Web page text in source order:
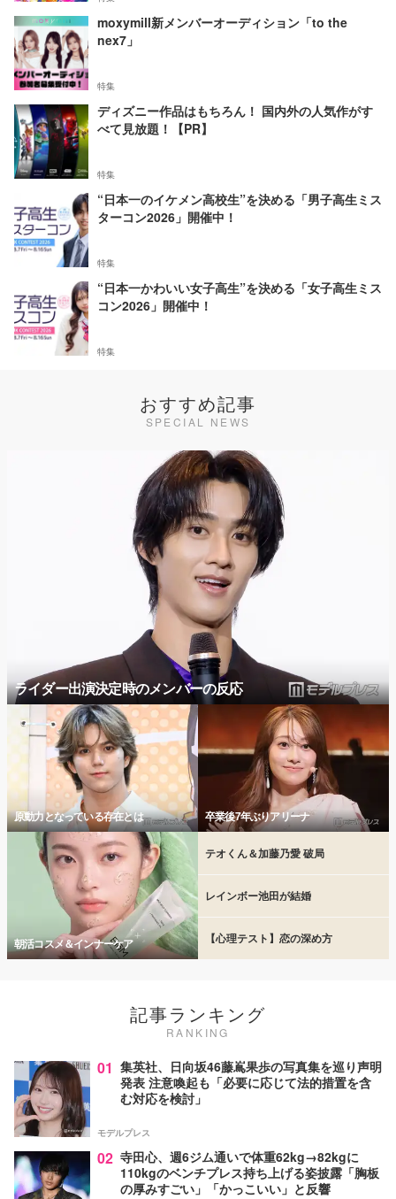
moxymill新メンバーオーディション「to the
nex7」
特集
ディズニー作品はもちろん！ 国内外の人気作がす
べて見放題！【PR】
特集
“日本一のイケメン高校生”を決める「男子高生ミス
ターコン2026」開催中！
特集
“日本一かわいい女子高生”を決める「女子高生ミス
コン2026」開催中！
特集
おすすめ記事
SPECIAL NEWS
ライダー出演決定時のメンバーの反応
原動力となっている存在とは 卒業後7年ぶりアリーナ
朝活コスメ＆インナーケア
テオくん＆加藤乃愛 破局
レインボー池田が結婚
【心理テスト】恋の深め方
記事ランキング
RANKING
01 集英社、日向坂46藤嶌果歩の写真集を巡り声明
発表 注意喚起も「必要に応じて法的措置を含
む対応を検討」
モデルプレス
02 寺田心、週6ジム通いで体重62kg→82kgに
110kgのベンチプレス持ち上げる姿披露「胸板
の厚みすごい」「かっこいい」と反響